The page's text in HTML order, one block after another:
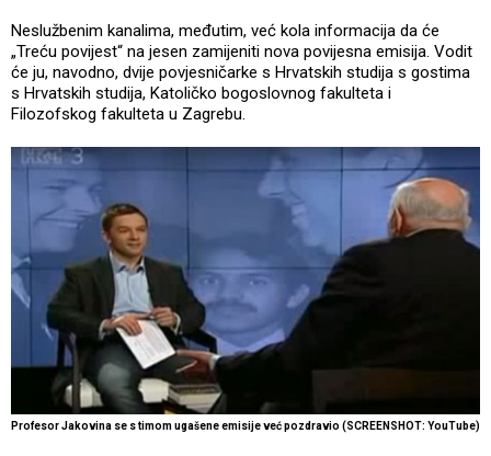
Neslužbenim kanalima, međutim, već kola informacija da će
„Treću povijest“ na jesen zamijeniti nova povijesna emisija. Vodit
će ju, navodno, dvije povjesničarke s Hrvatskih studija s gostima
s Hrvatskih studija, Katoličko bogoslovnog fakulteta i
Filozofskog fakulteta u Zagrebu.
Profesor Jakovina se s timom ugašene emisije već pozdravio (SCREENSHOT: YouTube)